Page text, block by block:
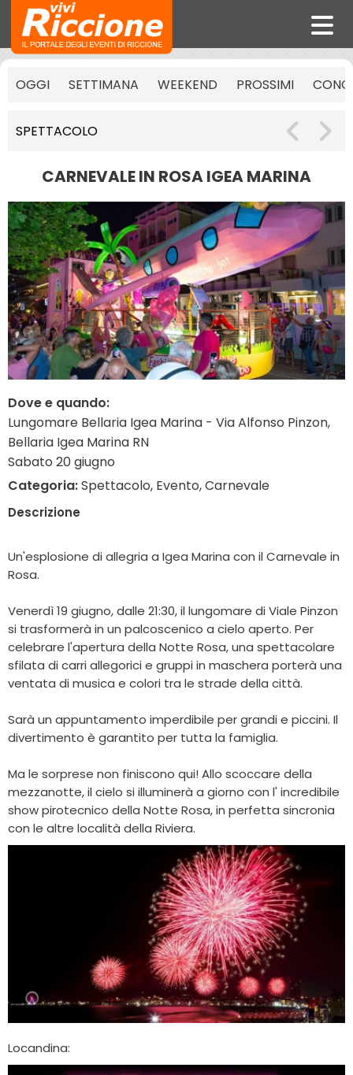
OGGI SETTIMANA WEEKEND PROSSIMI
SPETTACOLO
CARNEVALE IN ROSA IGEA MARINA
Dove e quando:
Lungomare Bellaria Igea Marina - Via Alfonso Pinzon,
Bellaria Igea Marina RN
Sabato 20 giugno
Categoria:Spettacolo, Evento, Carnevale
Descrizione
Un'esplosione di allegria a Igea Marina con il Carnevale in
Rosa.
Venerdì 19 giugno, dalle 21:30, il lungomare di Viale Pinzon
si trasformerà in un palcoscenico a cielo aperto. Per
celebrare l'apertura della Notte Rosa, una spettacolare
sfilata di carri allegorici e gruppi in maschera porterà una
ventata di musica e colori tra le strade della città.
Sarà un appuntamento imperdibile per grandi e piccini. Il
divertimento è garantito per tutta la famiglia.
Ma le sorprese non finiscono qui! Allo scoccare della
mezzanotte, il cielo si illuminerà a giorno con l' incredibile
show pirotecnico della Notte Rosa, in perfetta sincronia
con le altre località della Riviera.
Locandina: